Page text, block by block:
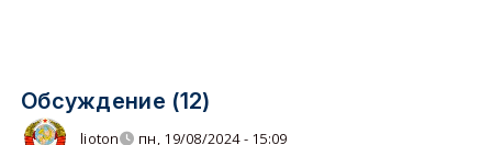
Обсуждение (12)
lioton пн, 19/08/2024 - 15:09